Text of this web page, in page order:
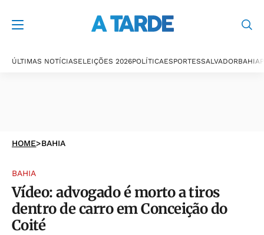
ÚLTIMAS NOTÍCIASELEIÇÕES 2026POLÍTICAESPORTESSALVADORBAHIA
HOME>BAHIA
BAHIA
Vídeo: advogado é morto a tiros
dentro de carro em Conceição do
Coité